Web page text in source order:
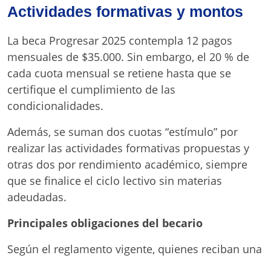
Actividades formativas y montos
La beca Progresar 2025 contempla 12 pagos
mensuales de $35.000. Sin embargo, el 20 % de
cada cuota mensual se retiene hasta que se
certifique el cumplimiento de las
condicionalidades.
Además, se suman dos cuotas “estímulo” por
realizar las actividades formativas propuestas y
otras dos por rendimiento académico, siempre
que se finalice el ciclo lectivo sin materias
adeudadas.
Principales obligaciones del becario
Según el reglamento vigente, quienes reciban una